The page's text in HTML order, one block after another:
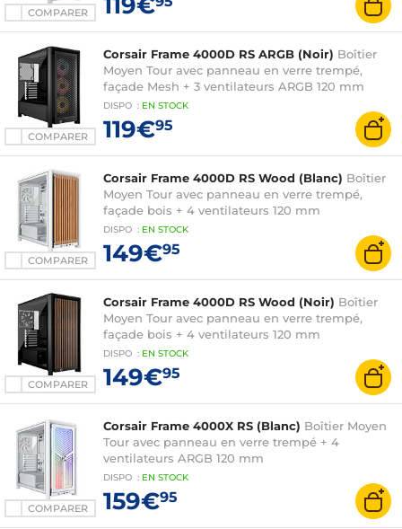
COMPARER
COMPARER
Corsair Frame 4000D RS ARGB (Noir) Boîtier
Moyen Tour avec panneau en verre trempé,
façade Mesh + 3 ventilateurs ARGB 120 mm
DISPO : EN STOCK
119€95
COMPARER
Corsair Frame 4000D RS Wood (Blanc) Boîtier
Moyen Tour avec panneau en verre trempé,
façade bois + 4 ventilateurs 120 mm
DISPO : EN STOCK
149€95
COMPARER
Corsair Frame 4000D RS Wood (Noir) Boîtier
Moyen Tour avec panneau en verre trempé,
façade bois + 4 ventilateurs 120 mm
DISPO : EN STOCK
149€95
COMPARER
Corsair Frame 4000X RS (Blanc) Boîtier Moyen
Tour avec panneau en verre trempé + 4
ventilateurs ARGB 120 mm
DISPO : EN STOCK
159€95